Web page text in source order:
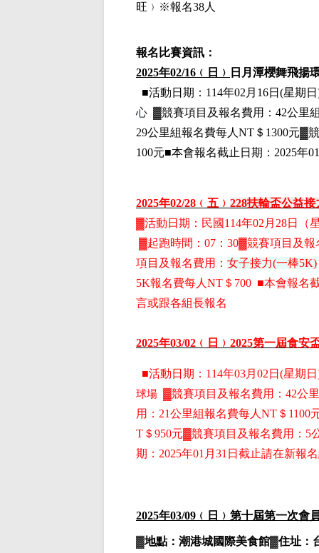
旺﹚※報名38人
報名比賽資訊：
2025年02/16 ﹙日﹚ 日月潭櫻舞飛揚
■活動日期：114年02月16日(星期
心 ▓競賽項目 及報名費用 ：42公里
29公里組報名費每人NT＄1300元▓
100元■本會報名截止日期：2025年
2025年02/28 ﹙五﹚ 228扶輪盃公益接
▓活動日期： 民國114年02月28日
（
▓起跑時間：07：30▓競賽項目 及報
項目 及報名費用 ： 女子接力(一棒5K)
5K報名費每人NT＄700 ■本會報名
言或跟各組長報名
2025年03/02 ﹙日﹚2025第一屆食安
■活動日期：114年03月02日(星期
球場 ▓競賽項目 及報名費用 ：42公
用 ：21公里組報名費每人NT＄1100
T＄950元▓競賽項目 及報名費用 ：5
期：2025年01月31日截止請在新報
2025年03/09﹙日﹚第十屆第一次會
▓地點：潮港城國際美食館▓住址：